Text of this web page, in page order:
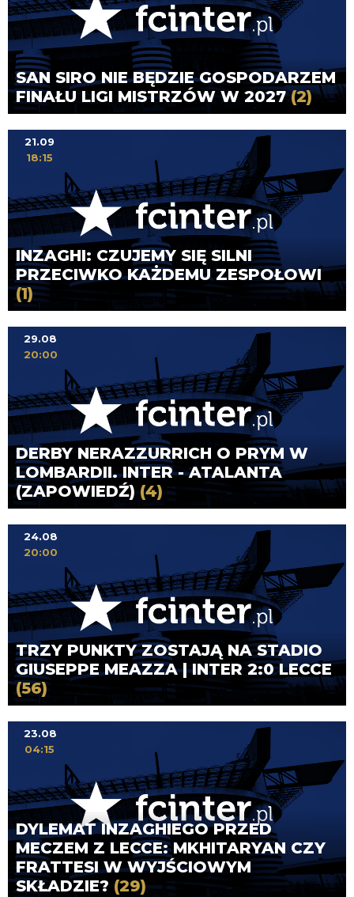
SAN SIRO NIE BĘDZIE GOSPODARZEM
FINAŁU LIGI MISTRZÓW W 2027(2)
INZAGHI: CZUJEMY SIĘ SILNI
PRZECIWKO KAŻDEMU ZESPOŁOWI
(1)
21.09
18:15
DERBY NERAZZURRICH O PRYM W
LOMBARDII. INTER - ATALANTA
(ZAPOWIEDŹ) (4)
29.08
20:00
TRZY PUNKTY ZOSTAJĄ NA STADIO
GIUSEPPE MEAZZA | INTER 2:0 LECCE
(56)
24.08
20:00
DYLEMAT INZAGHIEGO PRZED
MECZEM Z LECCE: MKHITARYAN CZY
FRATTESI W WYJŚCIOWYM
SKŁADZIE? (29)
23.08
04:15